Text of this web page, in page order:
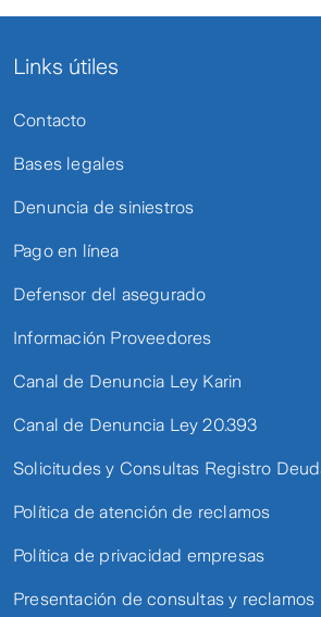
Links útiles
Contacto
Bases legales
Denuncia de siniestros
Pago en línea
Defensor del asegurado
Información Proveedores
Canal de Denuncia Ley Karin
Canal de Denuncia Ley 20.393
Solicitudes y Consultas Registro
Política de atención de reclamos
Política de privacidad empresas
Presentación de consultas y reclamos